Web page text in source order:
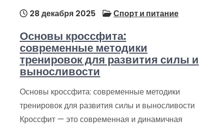
28 декабря 2025 Спорт и питание
Основы кроссфита:
современные методики
тренировок для развития силы и
выносливости
Основы кроссфита: современные методики
тренировок для развития силы и выносливости
Кроссфит — это современная и динамичная